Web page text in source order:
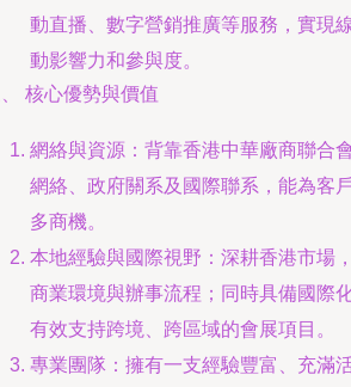
動直播、數字營銷推廣等服務，實現
動影響力和參與度。
核心優勢與價值
網絡與資源：背靠香港中華廠商聯合
網絡、政府關系及國際聯系，能為客
多商機。
本地經驗與國際視野：深耕香港市場
商業環境與辦事流程；同時具備國際
有效支持跨境、跨區域的會展項目。
專業團隊：擁有一支經驗豐富、充滿